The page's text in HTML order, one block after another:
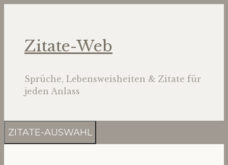
Zitate-Web
Sprüche, Lebensweisheiten & Zitate für
jeden Anlass
ZITATE-AUSWAHL